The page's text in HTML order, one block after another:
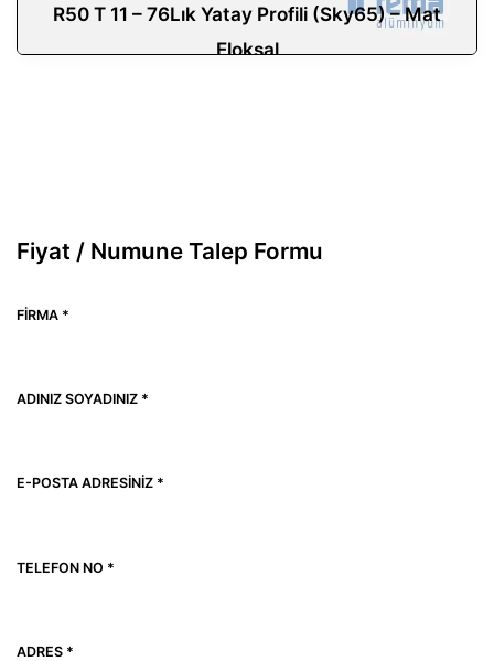
R50 T 11 – 76Lık Yatay Profili (Sky65) – Mat
Eloksal
Fiyat / Numune Talep Formu
FIRMA *
ADINIZ SOYADINIZ *
E-POSTA ADRESINIZ *
TELEFON NO *
ADRES *